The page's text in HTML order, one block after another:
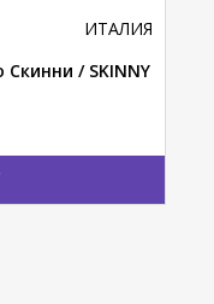
ИТАЛИЯ
/ SKINNY